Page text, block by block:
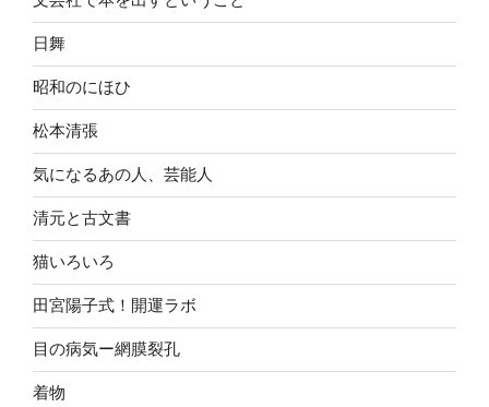
日舞
昭和のにほひ
松本清張
気になるあの人、芸能人
清元と古文書
猫いろいろ
田宮陽子式！開運ラボ
目の病気ー網膜裂孔
着物